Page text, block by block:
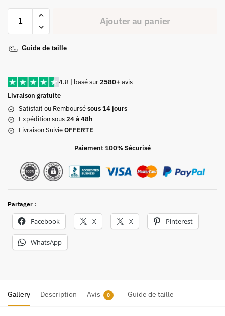
Ajouter au panier
Guide de taille
4.8 | basé sur2580+ avis
Livraison gratuite
Satisfait ou Remboursésous 14 jours
Expédition sous24 à 48h
Livraison SuivieOFFERTE
Paiement 100% Sécurisé
Partager :
Facebook X X Pinterest
WhatsApp
Gallery Description Avis 0 Guide de taille